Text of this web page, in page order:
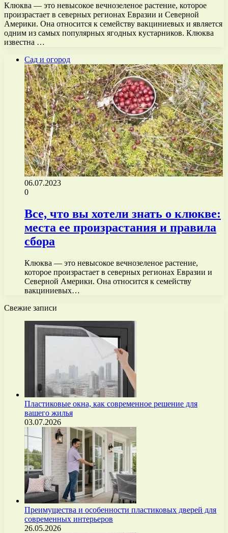
Клюква — это невысокое вечнозеленое растение, которое
произрастает в северных регионах Евразии и Северной
Америки. Она относится к семейству вакциниевых и является
одним из самых популярных ягодных кустарников. Клюква
известна …
Сад и огород
06.07.2023
0
Все, что вы хотели знать о клюкве:
места ее произрастания и правила
сбора
Клюква — это невысокое вечнозеленое растение,
которое произрастает в северных регионах Евразии и
Северной Америки. Она относится к семейству
вакциниевых…
Свежие записи
Пластиковые окна, как современное решение для
вашего жилья
03.07.2026
Преимущества и особенности пластиковых дверей для
современных интерьеров
26.05.2026